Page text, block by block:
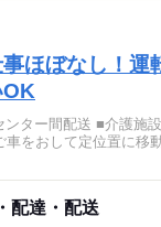
ほぼなし！運
OK
ンター間配送 ■介護
おして定位置に移動させ
配達・配送